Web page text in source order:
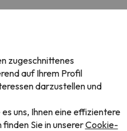
zugeschnittenes
auf Ihrem Profil
darzustellen und
uns, Ihnen eine effizientere
Sie in unsererCookie-